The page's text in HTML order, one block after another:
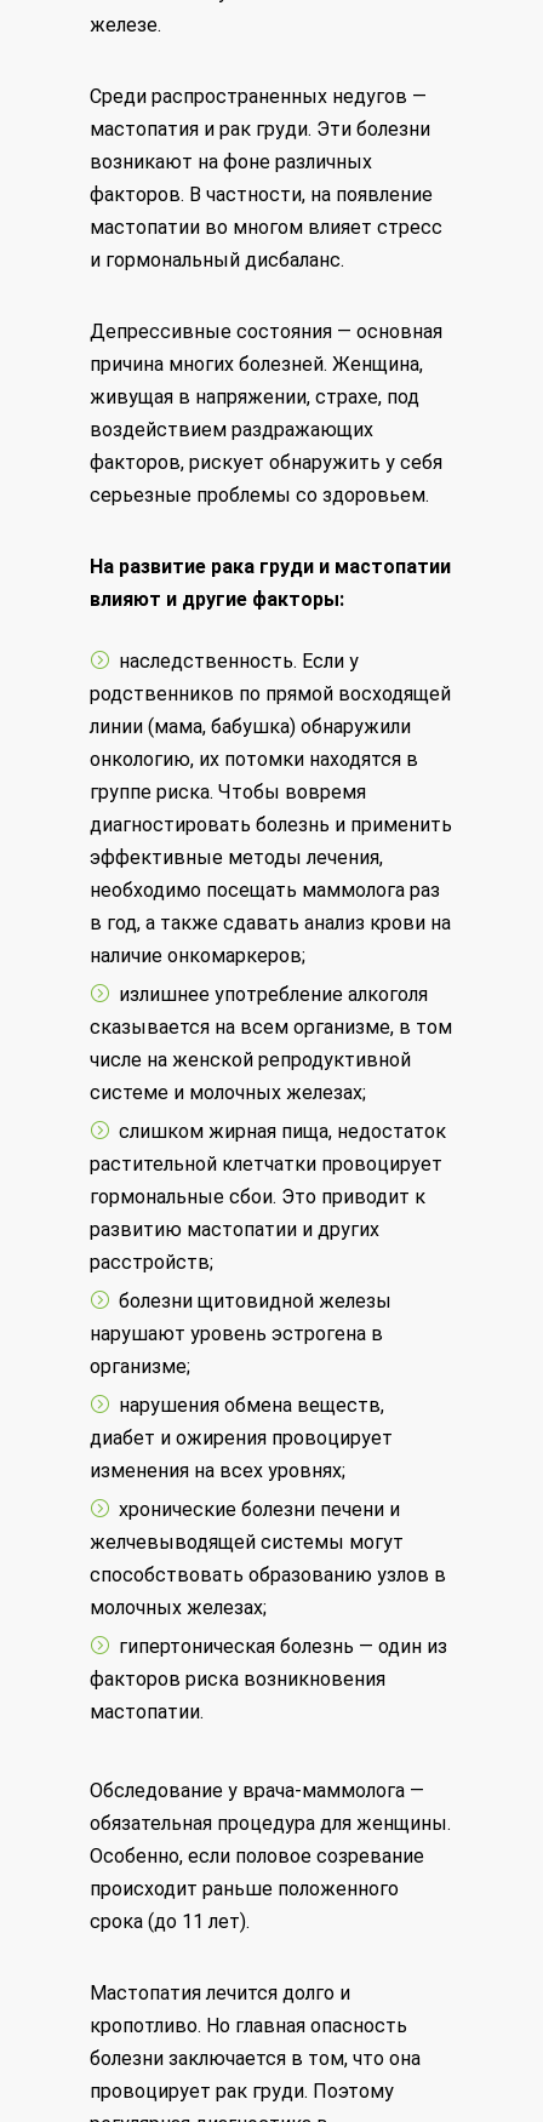
железе.
Среди распространенных недугов —
мастопатия и рак груди. Эти болезни
возникают на фоне различных
факторов. В частности, на появление
мастопатии во многом влияет стресс
и гормональный дисбаланс.
Депрессивные состояния — основная
причина многих болезней. Женщина,
живущая в напряжении, страхе, под
воздействием раздражающих
факторов, рискует обнаружить у себя
серьезные проблемы со здоровьем.
На развитие рака груди и мастопатии
влияют и другие факторы:
наследственность. Если у
родственников по прямой восходящей
линии (мама, бабушка) обнаружили
онкологию, их потомки находятся в
группе риска. Чтобы вовремя
диагностировать болезнь и применить
эффективные методы лечения,
необходимо посещать маммолога раз
в год, а также сдавать анализ крови на
наличие онкомаркеров;
излишнее употребление алкоголя
сказывается на всем организме, в том
числе на женской репродуктивной
системе и молочных железах;
слишком жирная пища, недостаток
растительной клетчатки провоцирует
гормональные сбои. Это приводит к
развитию мастопатии и других
расстройств;
болезни щитовидной железы
нарушают уровень эстрогена в
организме;
нарушения обмена веществ,
диабет и ожирения провоцирует
изменения на всех уровнях;
хронические болезни печени и
желчевыводящей системы могут
способствовать образованию узлов в
молочных железах;
гипертоническая болезнь — один из
факторов риска возникновения
мастопатии.
Обследование у врача-маммолога —
обязательная процедура для женщины.
Особенно, если половое созревание
происходит раньше положенного
срока (до 11 лет).
Мастопатия лечится долго и
кропотливо. Но главная опасность
болезни заключается в том, что она
провоцирует рак груди. Поэтому